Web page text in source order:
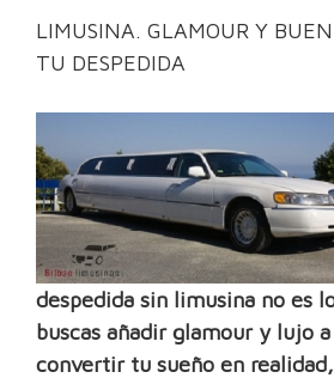
LIMUSINA. GLAMOUR Y
TU DESPEDIDA
despedida sin limusina no es
buscas añadir glamour y lujo
convertir tu sueño en